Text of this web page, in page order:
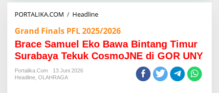
PORTALIKA.COM / HeadlineBrace
Eko
Bawa
Bintang
Timur
Grand Finals PFL 2025/2026
Brace Samuel Eko Bawa Bintang Timur
Surabaya Tekuk CosmoJNE di GOR UNY
Portalika.com
13 Juni 2026
Headline OLAHRAGA